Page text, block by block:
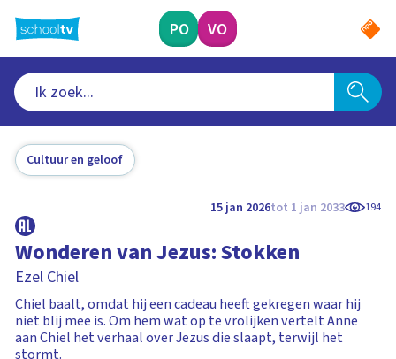
naar
hoofdinhoud
PO VO
Cultuur en geloof
15 jan 2026tot 1 jan 2033 194
Wonderen van Jezus: Stokken
Ezel Chiel
Chiel baalt, omdat hij een cadeau heeft gekregen waar hij
niet blij mee is. Om hem wat op te vrolijken vertelt Anne
aan Chiel het verhaal over Jezus die slaapt, terwijl het
stormt.